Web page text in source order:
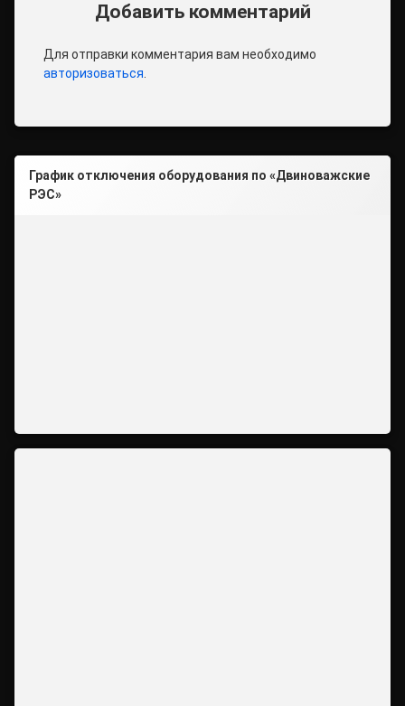
Добавить комментарий
Для отправки комментария вам необходимо
авторизоваться
График отключения оборудования по «Двиноважские
РЭС»